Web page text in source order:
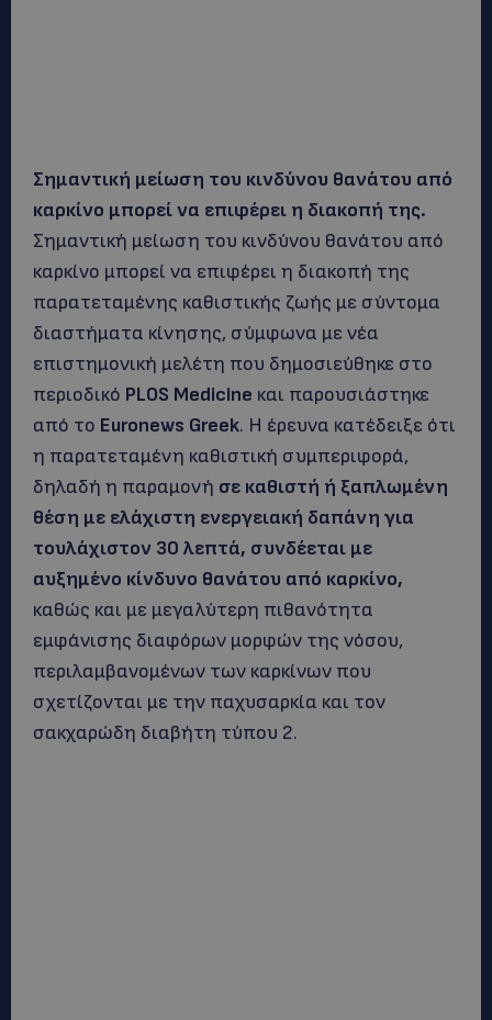
Σημαντική μείωση του κινδύνου θανάτου από
καρκίνο μπορεί να επιφέρει η διακοπή της.
Σημαντική μείωση του κινδύνου θανάτου από
καρκίνο μπορεί να επιφέρει η διακοπή της
παρατεταμένης καθιστικής ζωής με σύντομα
διαστήματα κίνησης, σύμφωνα με νέα
επιστημονική μελέτη που δημοσιεύθηκε στο
περιοδικό PLOS Medicine και παρουσιάστηκε
από το Euronews Greek. Η έρευνα κατέδειξε ότι
η παρατεταμένη καθιστική συμπεριφορά,
δηλαδή η παραμονή σε καθιστή ή ξαπλωμένη
θέση με ελάχιστη ενεργειακή δαπάνη για
τουλάχιστον 30 λεπτά, συνδέεται με
αυξημένο κίνδυνο θανάτου από καρκίνο,
καθώς και με μεγαλύτερη πιθανότητα
εμφάνισης διαφόρων μορφών της νόσου,
περιλαμβανομένων των καρκίνων που
σχετίζονται με την παχυσαρκία και τον
σακχαρώδη διαβήτη τύπου 2.